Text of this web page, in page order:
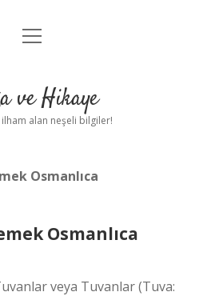
Anasayfa
Yasal Uyarı
menüyü
ve Hikaye
alan neşeli bilgiler!
Osmanlıca
Osmanlıca
veya Tuvanlar (Tuva: